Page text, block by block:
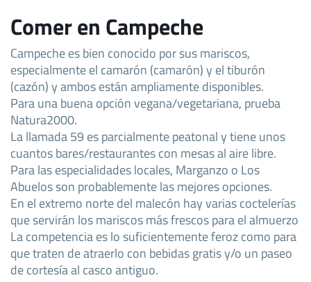
Comer en Campeche
Campeche es bien conocido por sus mariscos,
especialmente el camarón (camarón) y el tiburón
(cazón) y ambos están ampliamente disponibles.
Para una buena opción vegana/vegetariana, prueba
Natura2000.
La llamada 59 es parcialmente peatonal y tiene unos
cuantos bares/restaurantes con mesas al aire libre.
Para las especialidades locales, Marganzo o Los
Abuelos son probablemente las mejores opciones.
En el extremo norte del malecón hay varias coctelerías
que servirán los mariscos más frescos para el almuerzo
La competencia es lo suficientemente feroz como para
que traten de atraerlo con bebidas gratis y/o un paseo
de cortesía al casco antiguo.